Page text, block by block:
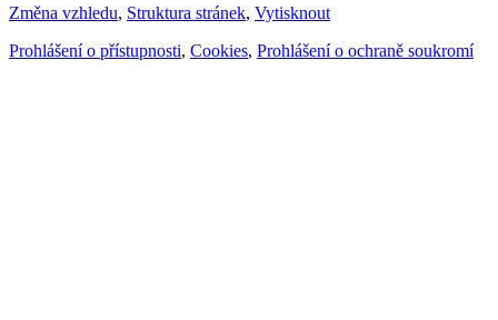
Změna vzhledu, Struktura stránek, Vytisknout
Prohlášení o přístupnosti, Cookies, Prohlášení o ochraně soukromí